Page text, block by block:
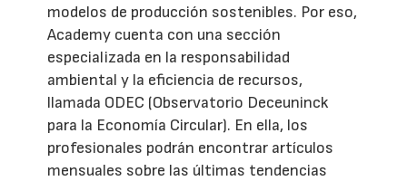
modelos de producción sostenibles. Por eso,
Academy cuenta con una sección
especializada en la responsabilidad
ambiental y la eficiencia de recursos,
llamada ODEC (Observatorio Deceuninck
para la Economía Circular). En ella, los
profesionales podrán encontrar artículos
mensuales sobre las últimas tendencias